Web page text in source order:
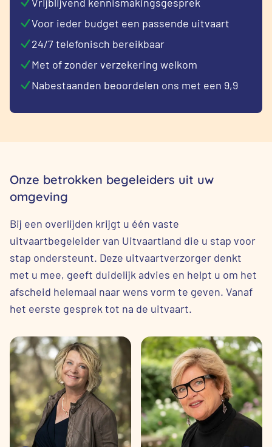
Voor ieder budget een passende uitvaart
24/7 telefonisch bereikbaar
Met of zonder verzekering welkom
Nabestaanden beoordelen ons met een 9,9
Onze betrokken begeleiders uit uw
omgeving
Bij een overlijden krijgt u één vaste
uitvaartbegeleider van Uitvaartland die u stap voor
stap ondersteunt. Deze uitvaartverzorger denkt
met u mee, geeft duidelijk advies en helpt u om het
afscheid helemaal naar wens vorm te geven. Vanaf
het eerste gesprek tot na de uitvaart.